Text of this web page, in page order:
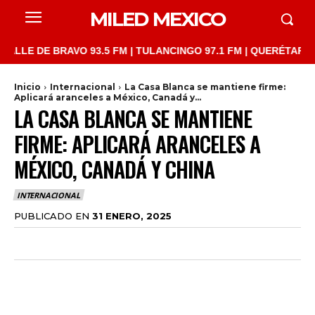
MILED MEXICO
BRAVO 93.5 FM | TULANCINGO 97.1 FM | QUERÉTARO
Inicio Internacional
La Casa Blanca se mantiene firme:
Aplicará aranceles a México, Canadá y...
LA CASA BLANCA SE MANTIENE
FIRME: APLICARÁ ARANCELES A
MÉXICO, CANADÁ Y CHINA
INTERNACIONAL
PUBLICADO EN 31 ENERO, 2025